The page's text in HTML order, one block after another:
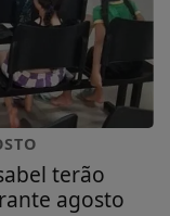
terão
agosto